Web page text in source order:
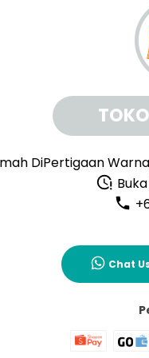
DiPertigaan
Chat